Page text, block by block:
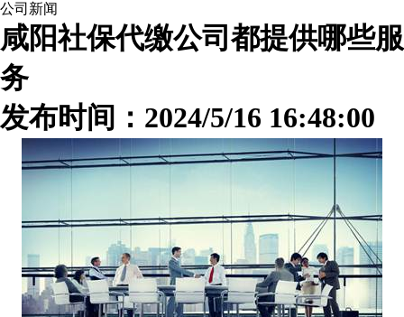
公司新闻
咸阳社保代缴公司都提供哪些服
务
发布时间：2024/5/16 16:48:00